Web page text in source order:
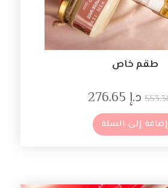
طقم خاص
د.إ
إضافة إلى السلة